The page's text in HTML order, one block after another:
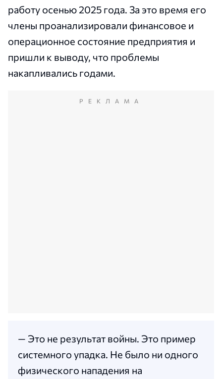
работу осенью 2025 года. За это время его
члены проанализировали финансовое и
операционное состояние предприятия и
пришли к выводу, что проблемы
накапливались годами.
РЕКЛАМА
— Это не результат войны. Это пример
системного упадка. Не было ни одного
физического нападения на